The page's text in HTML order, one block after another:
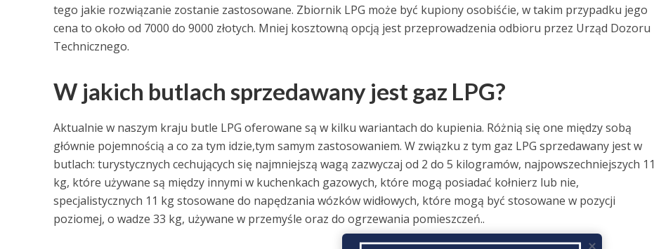
tego jakie rozwiązanie zostanie zastosowane. Zbiornik LPG może być kupiony osobiśćie, w takim przypadku jego
cena to około od 7000 do 9000 złotych. Mniej kosztowną opcją jest przeprowadzenia odbioru przez Urząd Dozoru
Technicznego.
W jakich butlach sprzedawany jest gaz LPG?
Aktualnie w naszym kraju butle LPG oferowane są w kilku wariantach do kupienia. Różnią się one między sobą
głównie pojemnością a co za tym idzie,tym samym zastosowaniem. W związku z tym gaz LPG sprzedawany jest w
butlach: turystycznych cechujących się najmniejszą wagą zazwyczaj od 2 do 5 kilogramów, najpowszechniejszych 11
kg, które używane są między innymi w kuchenkach gazowych, które mogą posiadać kołnierz lub nie,
specjalistycznych 11 kg stosowane do napędzania wózków widłowych, które mogą być stosowane w pozycji
poziomej, o wadze 33 kg, używane w przemyśle oraz do ogrzewania pomieszczeń..